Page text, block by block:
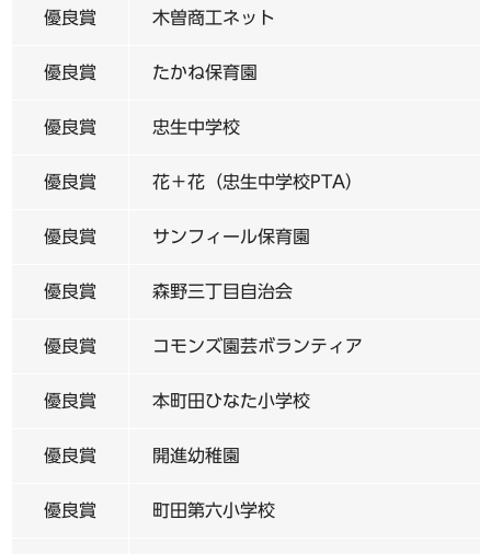
優良賞 木曽商工ネット
優良賞 たかね保育園
優良賞 忠生中学校
優良賞 花＋花（忠生中学校PTA）
優良賞 サンフィール保育園
優良賞 森野三丁目自治会
優良賞 コモンズ園芸ボランティア
優良賞 本町田ひなた小学校
優良賞 開進幼稚園
優良賞 町田第六小学校